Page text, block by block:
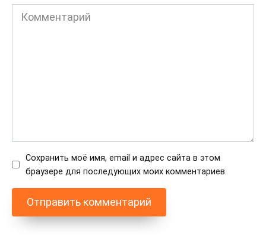
Комментарий
Сохранить моё имя, email и адрес сайта в этом
браузере для последующих моих комментариев.